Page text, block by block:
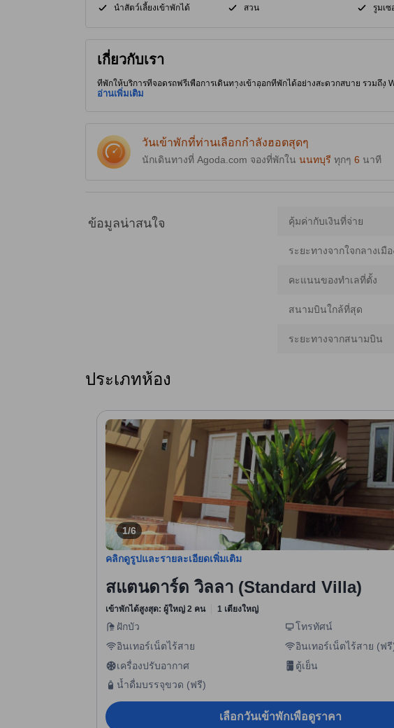
นำสัตว์เลี้ยงเข้าพักได้
สวน รูมเซ
เกี่ยวกับเรา
ที่พักให้บริการที่จอดรถฟรีเพื่อการเดินทางเข้าออกที่พักได้อย่างสะดวกสบาย รวมถึง
ของนนทบุรี ผู้เข้าพักจึงได้อยู่ใกล้สถานที่ท่องเที่ยวน่าสนใจและร้านอาหารอร่อยๆ ที่
อ่านเพิ่มเติม
วันเข้าพักที่ท่านเลือกกำลังฮอตสุดๆ
นักเดินทางที่ Agoda.com จองที่พักใน นนทบุรี ทุกๆ 6 นาที
ข้อมูลน่าสนใจ คุ้มค่ากับเงินที่จ่าย
ระยะทางจากใจกลางเมือ
คะแนนของทำเลที่ตั้ง
สนามบินใกล้ที่สุด
ระยะทางจากสนามบิน
ประเภทห้อง
1/6
คลิกดูรูปและรายละเอียดเพิ่มเติม
สแตนดาร์ด วิลลา (Standard Villa)
เข้าพักได้สูงสุด: ผู้ใหญ่ 2 คน 1 เตียงใหญ่
ฝักบัว
โทรทัศน์
อินเทอร์เน็ตไร้สาย
อินเทอร์เน็ตไร้สาย (ฟรี
เครื่องปรับอากาศ
ตู้เย็น
น้ำดื่มบรรจุขวด (ฟรี)
เลือกวันเข้าพักเพื่อดูราคา